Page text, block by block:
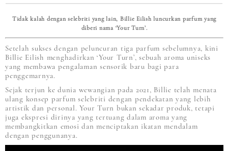
Tidak kalah dengan selebriti yang lain, Billie Eilish luncurkan parfum yang
diberi nama ‘Your Turn’.
Setelah sukses dengan peluncuran tiga parfum sebelumnya, kini
Billie Eilish menghadirkan ‘Your Turn’, sebuah aroma uniseks
yang membawa pengalaman sensorik baru bagi para
penggemarnya.
Sejak terjun ke dunia wewangian pada 2021, Billie telah menata
ulang konsep parfum selebriti dengan pendekatan yang lebih
artistik dan personal. Your Turn bukan sekadar produk, tetapi
juga ekspresi dirinya yang tertuang dalam aroma yang
membangkitkan emosi dan menciptakan ikatan mendalam
dengan penggunanya.